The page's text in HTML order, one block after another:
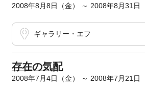
2008年8月8日（金） ～ 2008年8月31日
ギャラリー・エフ
存在の気配
2008年7月4日（金） ～ 2008年7月21日